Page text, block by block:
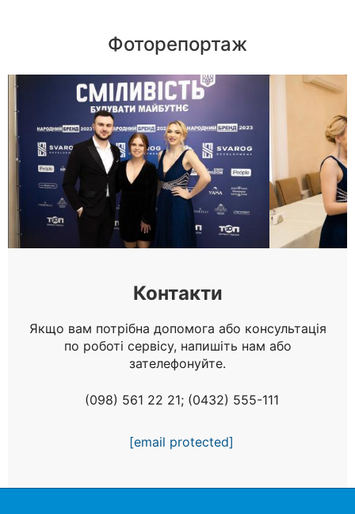
Фоторепортаж
Контакти
Якщо вам потрібна допомога або консультація
по роботі сервісу, напишіть нам або
зателефонуйте.
(098) 561 22 21; (0432) 555-111
[email protected]